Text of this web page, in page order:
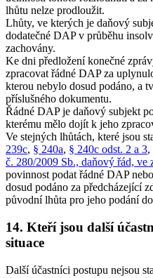
lhůtu nelze prodloužit.
Lhůty, ve kterých je daňový
dodatečné DAP v průběhu
zachovány.
Ke dni předložení konečné
zpracovat řádné DAP za
kterou nebylo dosud podáno, a
příslušného dokumentu.
Řádné DAP je daňový subjekt
kterému mělo dojít k jeho
Ve stejných lhůtách, které jsou
239c, § 240a, § 240c odst. 2 a 3,
č. 280/2009 Sb., daňový řád, ve
povinnost podat řádné DAP
dosud podáno za předcházející
původní lhůta pro jeho podání
14. Kteří jsou další
situace
Další účastníci postupu nejsou